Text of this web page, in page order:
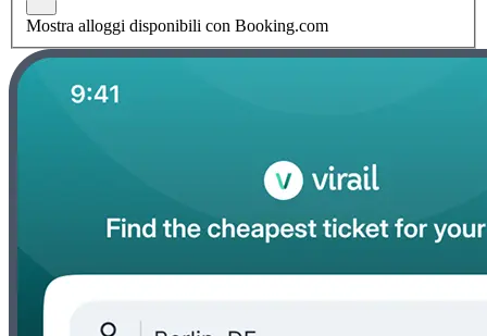
Mostra alloggi disponibili con Booking.com